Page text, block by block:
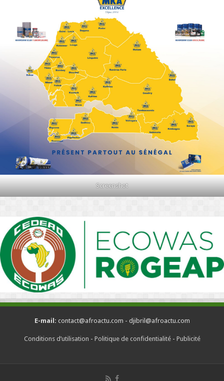
Screenshot
E-mail: contact@afroactu.com - djibril@afroactu.com
Conditions d’utilisation - Politique de confidentialité- Publicité